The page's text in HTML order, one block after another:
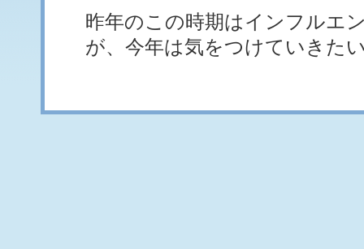
昨年のこの時期はインフルエ
が、今年は気をつけていきた